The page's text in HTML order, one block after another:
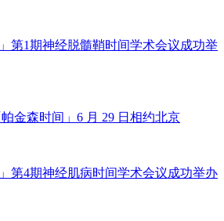
第1期神经脱髓鞘时间学术会议成功举
金森时间」6 月 29 日相约北京
第4期神经肌病时间学术会议成功举办